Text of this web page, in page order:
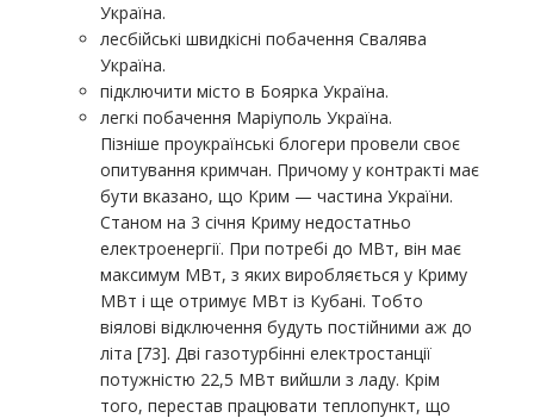
Україна.
лесбійські швидкісні побачення Свалява
Україна.
підключити місто в Боярка Україна.
легкі побачення Маріуполь Україна.
Пізніше проукраїнські блогери провели своє
опитування кримчан. Причому у контракті має
бути вказано, що Крим — частина України.
Станом на 3 січня Криму недостатньо
електроенергії. При потребі до МВт, він має
максимум МВт, з яких виробляється у Криму
МВт і ще отримує МВт із Кубані. Тобто
віялові відключення будуть постійними аж до
літа [73]. Дві газотурбінні електростанції
потужністю 22,5 МВт вийшли з ладу. Крім
того, перестав працювати теплопункт, що